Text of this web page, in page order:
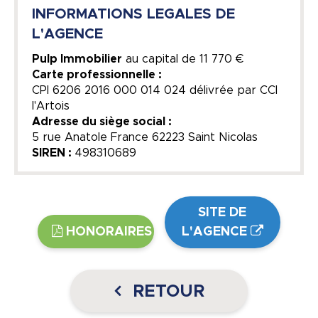
INFORMATIONS LEGALES DE
L'AGENCE
Pulp Immobilier au capital de 11 770 €
Carte professionnelle :
CPI 6206 2016 000 014 024 délivrée par CCI
l'Artois
Adresse du siège social :
5 rue Anatole France 62223 Saint Nicolas
SIREN : 498310689
HONORAIRES
SITE DE
L'AGENCE
RETOUR